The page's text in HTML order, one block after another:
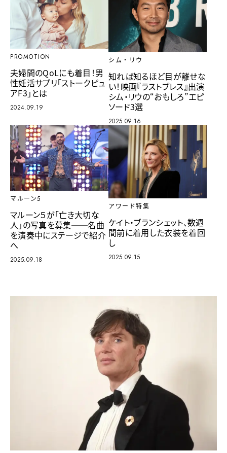
PROMOTION
夫婦間のQoLにも着目！男
性妊活サプリ「ストークピュ
アF3」とは
2024.09.19
シム・リウ
知れば知るほど目が離せな
い！映画『ラストブレス』出演
シム・リウの“おもしろ”エピ
ソード3選
2025.09.16
マルーン5
マルーン５が「亡き大切な
人」の写真を募集──名曲
を演奏中にステージで紹介
へ
2025.09.18
アワード特集
ケイト・ブランシェット、数週
間前に着用した衣装を着回
し
2025.09.15